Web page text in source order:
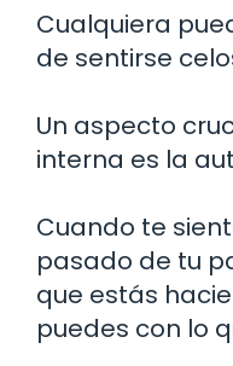
Cualquiera
de sentirse
Un aspecto
interna es la
Cuando te
pasado de tu
que estás
puedes con lo